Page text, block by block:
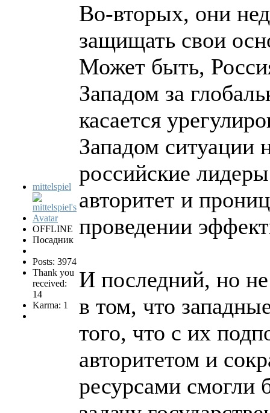
mittelspiel
OFFLINE
Посадник
Posts: 3974
Thank you
received:
14
Karma: 1
Во-вторых, они
защищать свои
Может быть,
Западом за
касается
Западом ситуации
российские
авторитет и
проведении
И последний, но
в том, что
того, что с их
авторитетом и
ресурсами смогли